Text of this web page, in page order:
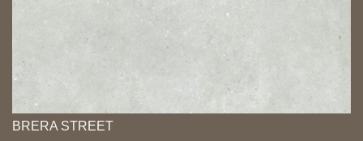
BRERA STREET